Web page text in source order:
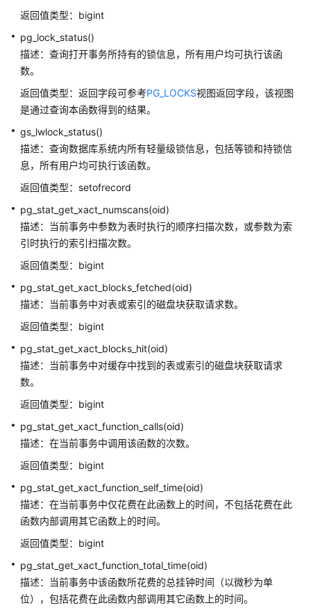
发
指
（分
式
_V2.0-
10.x）
发
指
南
（集
式
_V2.0-
10.x）
开
发
指
布
式
_V2.0-
开
发
指
（集
中
式
_V2.0-
返回值类型：bigint
pg_lock_status()
描述：查询打开事务所持有的锁信息，所有用户均可执行该函
数。
返回值类型：返回字段可参考PG_LOCKS视图返回字段，该视图
是通过查询本函数得到的结果。
gs_lwlock_status()
描述：查询数据库系统内所有轻量级锁信息，包括等锁和持锁信
息，所有用户均可执行该函数。
返回值类型：setofrecord
pg_stat_get_xact_numscans(oid)
描述：当前事务中参数为表时执行的顺序扫描次数，或参数为索
引时执行的索引扫描次数。
返回值类型：bigint
pg_stat_get_xact_blocks_fetched(oid)
描述：当前事务中对表或索引的磁盘块获取请求数。
返回值类型：bigint
pg_stat_get_xact_blocks_hit(oid)
描述：当前事务中对缓存中找到的表或索引的磁盘块获取请求
数。
返回值类型：bigint
pg_stat_get_xact_function_calls(oid)
描述：在当前事务中调用该函数的次数。
返回值类型：bigint
pg_stat_get_xact_function_self_time(oid)
描述：在当前事务中仅花费在此函数上的时间，不包括花费在此
函数内部调用其它函数上的时间。
返回值类型：bigint
pg_stat_get_xact_function_total_time(oid)
描述：当前事务中该函数所花费的总挂钟时间（以微秒为单
位），包括花费在此函数内部调用其它函数上的时间。